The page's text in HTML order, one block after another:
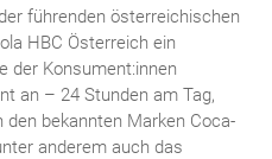
führenden österreichischen
HBC Österreich ein
der Konsument:innen
an – 24 Stunden am Tag,
den bekannten Marken Coca-
anderem auch das